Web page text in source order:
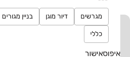
מגרשים דיור מוגן בניין מגורים
כללי
איפוסאישור
יד2 אתכם בכל מקום